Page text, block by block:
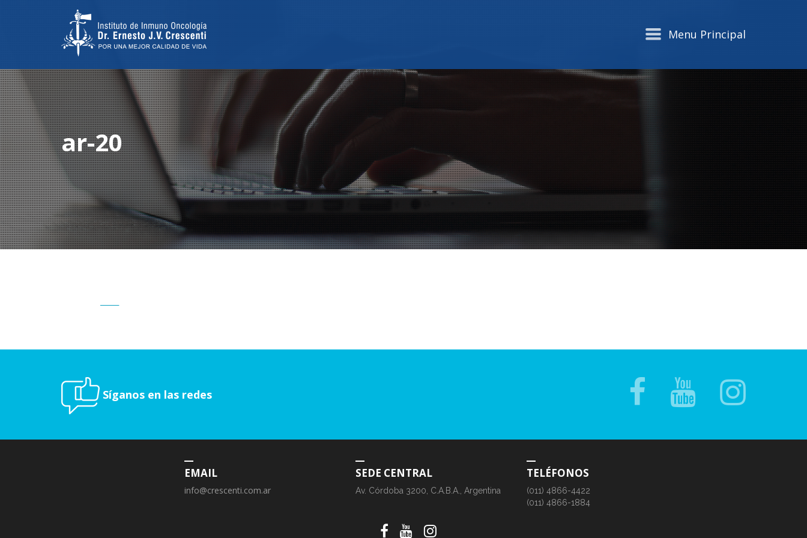
Menu Principal
ar-20
Síganos en las redes
EMAIL
info@crescenti.com.ar
SEDE CENTRAL
Av. Córdoba 3200, C.A.B.A., Argentina
TELÉFONOS
(011) 4866-4422
(011) 4866-1884